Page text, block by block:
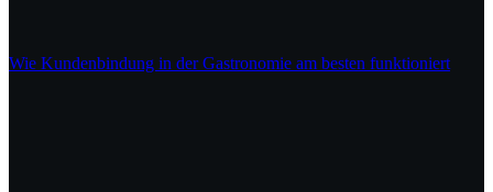
Wie Kundenbindung in der Gastronomie am besten funktioniert